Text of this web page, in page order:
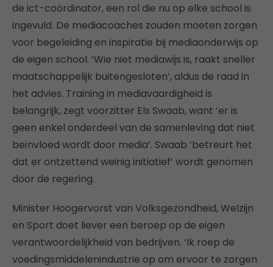
de ict-coördinator, een rol die nu op elke school is
ingevuld. De mediacoaches zouden moeten zorgen
voor begeleiding en inspiratie bij mediaonderwijs op
de eigen school. ‘Wie niet mediawijs is, raakt sneller
maatschappelijk buitengesloten’, aldus de raad in
het advies. Training in mediavaardigheid is
belangrijk, zegt voorzitter Els Swaab, want ‘er is
geen enkel onderdeel van de samenleving dat niet
beïnvloed wordt door media’. Swaab ‘betreurt het
dat er ontzettend weinig initiatief’ wordt genomen
door de regering.
Minister Hoogervorst van Volksgezondheid, Welzijn
en Sport doet liever een beroep op de eigen
verantwoordelijkheid van bedrijven. ‘Ik roep de
voedingsmiddelenindustrie op om ervoor te zorgen